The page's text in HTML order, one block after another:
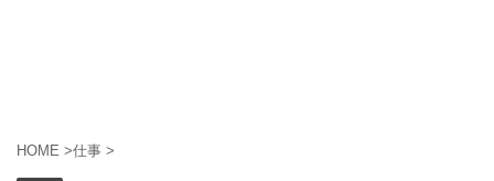
HOME >仕事 >